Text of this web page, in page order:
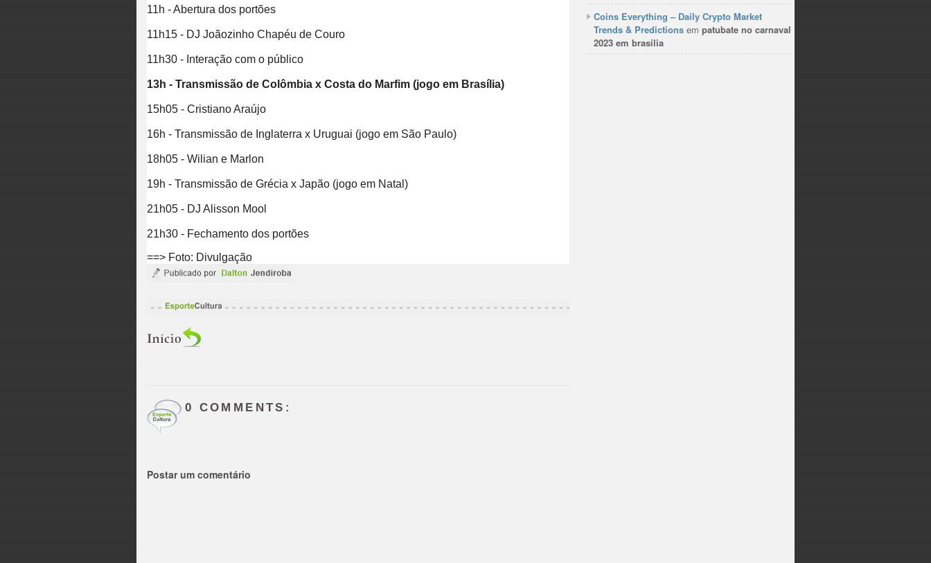
11h - Abertura dos portões
11h15 - DJ Joãozinho Chapéu de Couro
11h30 - Interação com o público
13h - Transmissão de Colômbia x Costa do Marfim (jogo em Brasília)
15h05 - Cristiano Araújo
16h - Transmissão de Inglaterra x Uruguai (jogo em São Paulo)
18h05 - Wilian e Marlon
19h - Transmissão de Grécia x Japão (jogo em Natal)
21h05 - DJ Alisson Mool
21h30 - Fechamento dos portões​
==> Foto: Divulgação
0 COMMENTS:
Postar um comentário
Coins Everything – Daily Crypto Market
Trends & Predictions em patubate no carnaval
2023 em brasilia